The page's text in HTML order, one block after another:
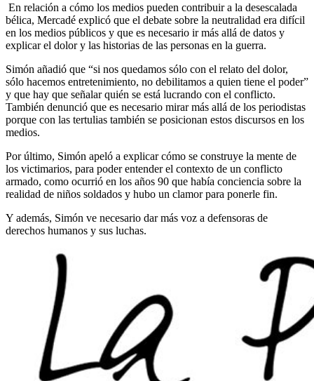
En relación a cómo los medios pueden contribuir a la desescalada
bélica, Mercadé explicó que el debate sobre la neutralidad era difícil
en los medios públicos y que es necesario ir más allá de datos y
explicar el dolor y las historias de las personas en la guerra.
Simón añadió que “si nos quedamos sólo con el relato del dolor,
sólo hacemos entretenimiento, no debilitamos a quien tiene el poder”
y que hay que señalar quién se está lucrando con el conflicto.
También denunció que es necesario mirar más allá de los periodistas
porque con las tertulias también se posicionan estos discursos en los
medios.
Por último, Simón apeló a explicar cómo se construye la mente de
los victimarios, para poder entender el contexto de un conflicto
armado, como ocurrió en los años 90 que había conciencia sobre la
realidad de niños soldados y hubo un clamor para ponerle fin.
Y además, Simón ve necesario dar más voz a defensoras de
derechos humanos y sus luchas.